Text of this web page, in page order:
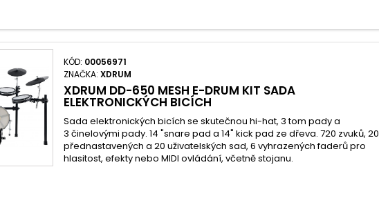
KÓD: 00056971
ZNAČKA:XDRUM
XDRUM DD-650 MESH E-DRUM KIT SADA
ELEKTRONICKÝCH BICÍCH
Sada elektronických bicích se skutečnou hi-hat, 3 tom pady a
3 činelovými pady. 14 "snare pad a 14" kick pad ze dřeva. 720 zvuků, 20
přednastavených a 20 uživatelských sad, 6 vyhrazených faderů pro
hlasitost, efekty nebo MIDI ovládání, včetně stojanu.